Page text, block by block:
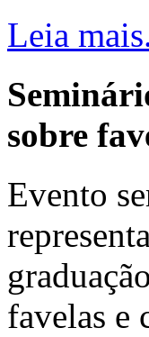
Leia
sobre
Evento
favelas e